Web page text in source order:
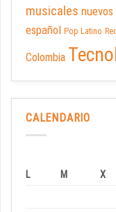
musicales
español Pop Latino
Colombia
CALENDARIO
L M X